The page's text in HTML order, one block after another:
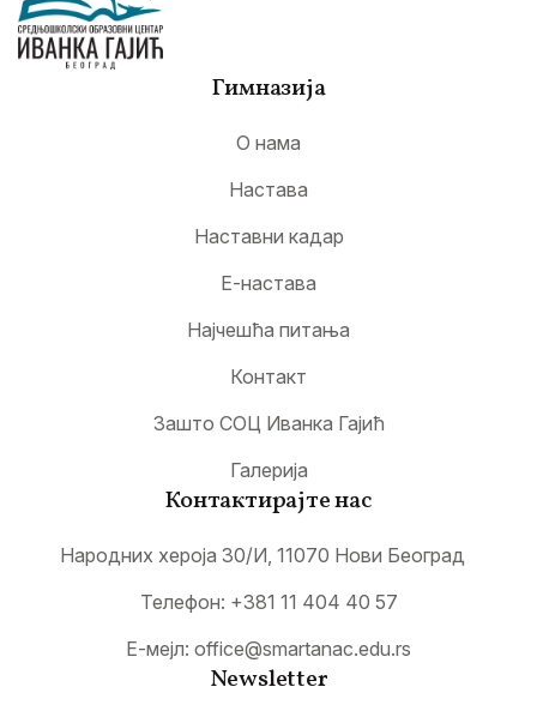
Гимназија
О нама
Настава
Наставни кадар
Е-настава
Најчешћа питања
Контакт
Зашто СОЦ Иванка Гајић
Галерија
Контактирајте нас
Народних хероја 30/И, 11070 Нови Београд
Телефон: +381 11 404 40 57
Е-мејл: office@smartanac.edu.rs
Newsletter